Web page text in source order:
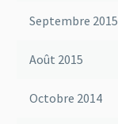
Septembre 2015
Août 2015
Octobre 2014